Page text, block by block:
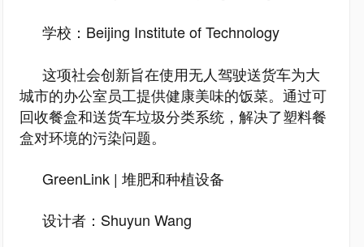
学校：Beijing Institute of Technology
这项社会创新旨在使用无人驾驶送货车为大
城市的办公室员工提供健康美味的饭菜。通过可
回收餐盒和送货车垃圾分类系统，解决了塑料餐
盒对环境的污染问题。
GreenLink | 堆肥和种植设备
设计者：Shuyun Wang